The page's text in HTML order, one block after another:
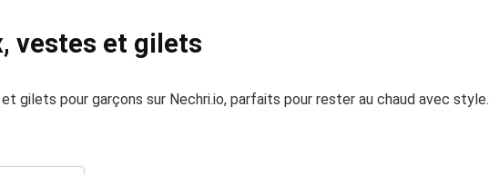
vestes et gilets
gilets pour garçons sur Nechri.io, parfaits pour rester au chaud avec style.